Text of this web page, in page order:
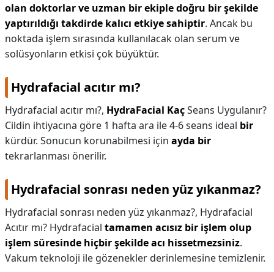
olan doktorlar ve uzman bir ekiple doğru bir şekilde
yaptırıldığı takdirde kalıcı etkiye sahiptir. Ancak bu
noktada işlem sırasında kullanılacak olan serum ve
solüsyonların etkisi çok büyüktür.
Hydrafacial acıtır mı?
Hydrafacial acıtır mı?, HydraFacial KaçSeans Uygulanır?
Cildin ihtiyacına göre 1 hafta ara ile 4-6 seans ideal bir
kürdür. Sonucun korunabilmesi için ayda bir
tekrarlanması önerilir.
Hydrafacial sonrası neden yüz yıkanmaz?
Hydrafacial sonrası neden yüz yıkanmaz?, Hydrafacial
Acıtır mı? Hydrafacial tamamen acısız bir işlem olup
işlem süresinde hiçbir şekilde acı hissetmezsiniz.
Vakum teknoloji ile gözenekler derinlemesine temizlenir.